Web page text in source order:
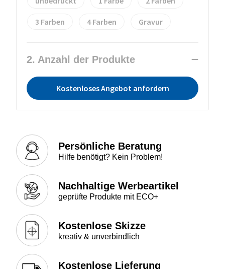
3 4 Gravur
2. Anzahl der Produkte
Kostenloses Angebot anfordern
Persönliche Beratung
Hilfe benötigt? Kein Problem!
Nachhaltige Werbeartikel
geprüfte Produkte mit ECO+
Kostenlose Skizze
kreativ & unverbindlich
Kostenlose Lieferung